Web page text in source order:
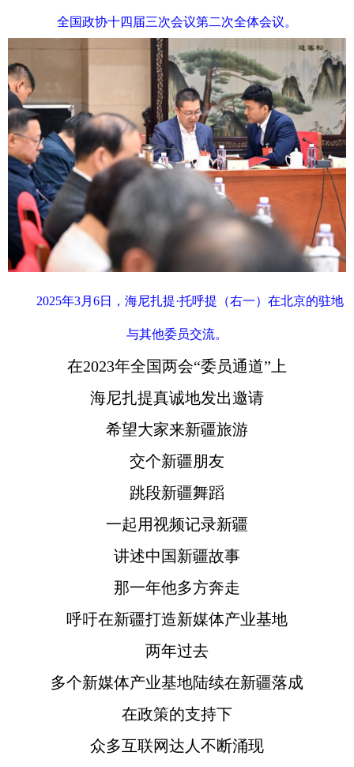
全国政协十四届三次会议第二次全体会议。
2025年3月6日，海尼扎提·托呼提（右一）在北京的驻地
与其他委员交流。
在2023年全国两会“委员通道”上
海尼扎提真诚地发出邀请
希望大家来新疆旅游
交个新疆朋友
跳段新疆舞蹈
一起用视频记录新疆
讲述中国新疆故事
那一年他多方奔走
呼吁在新疆打造新媒体产业基地
两年过去
多个新媒体产业基地陆续在新疆落成
在政策的支持下
众多互联网达人不断涌现